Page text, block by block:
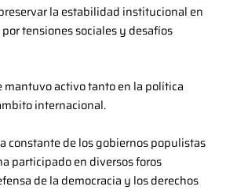
la estabilidad institucional en
tensiones sociales y desafíos
mantuvo activo tanto en la política
internacional.
constante de los gobiernos populistas
participado en diversos foros
de la democracia y los derechos